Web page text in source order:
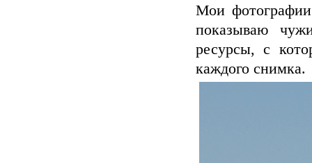
Мои
показываю
ресурсы, с
каждого снимка.